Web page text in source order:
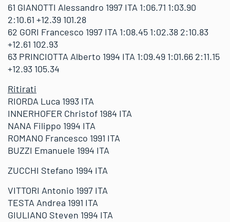
61 GIANOTTI Alessandro 1997 ITA 1:06.71 1:03.90
2:10.61 +12.39 101.28
62 GORI Francesco 1997 ITA 1:08.45 1:02.38 2:10.83
+12.61 102.93
63 PRINCIOTTA Alberto 1994 ITA 1:09.49 1:01.66 2:11.15
+12.93 105.34
Ritirati
RIORDA Luca 1993 ITA
INNERHOFER Christof 1984 ITA
NANA Filippo 1994 ITA
ROMANO Francesco 1991 ITA
BUZZI Emanuele 1994 ITA
ZUCCHI Stefano 1994 ITA
VITTORI Antonio 1997 ITA
TESTA Andrea 1991 ITA
GIULIANO Steven 1994 ITA